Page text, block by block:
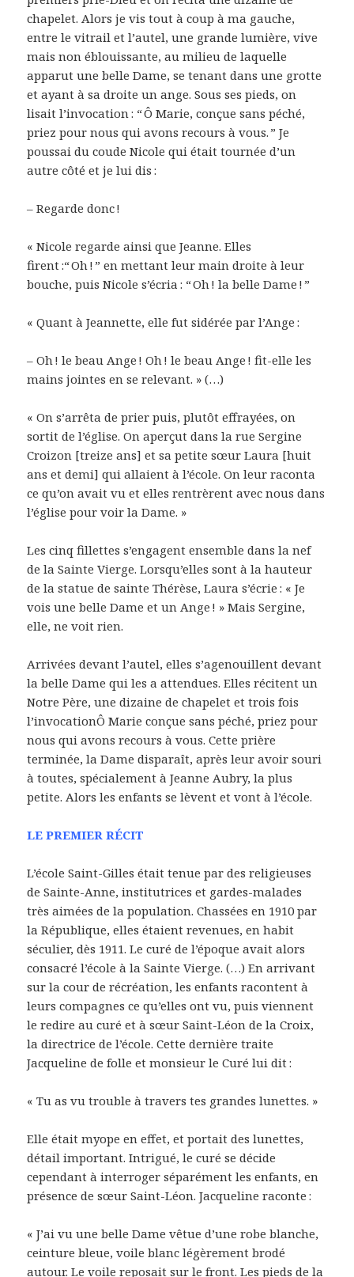
chapelet. Alors je vis tout à coup à ma gauche,
entre le vitrail et l’autel, une grande lumière, vive
mais non éblouissante, au milieu de laquelle
apparut une belle Dame, se tenant dans une grotte
et ayant à sa droite un ange. Sous ses pieds, on
lisait l’invocation : “ Ô Marie, conçue sans péché,
priez pour nous qui avons recours à vous. ” Je
poussai du coude Nicole qui était tournée d’un
autre côté et je lui dis :
– Regarde donc !
« Nicole regarde ainsi que Jeanne. Elles
firent :“ Oh ! ” en mettant leur main droite à leur
bouche, puis Nicole s’écria : “ Oh ! la belle Dame ! ”
« Quant à Jeannette, elle fut sidérée par l’Ange :
– Oh ! le beau Ange ! Oh ! le beau Ange ! fit-elle les
mains jointes en se relevant. » (…)
« On s’arrêta de prier puis, plutôt effrayées, on
sortit de l’église. On aperçut dans la rue Sergine
Croizon [treize ans] et sa petite sœur Laura [huit
ans et demi] qui allaient à l’école. On leur raconta
ce qu’on avait vu et elles rentrèrent avec nous dans
l’église pour voir la Dame. »
Les cinq fillettes s’engagent ensemble dans la nef
de la Sainte Vierge. Lorsqu’elles sont à la hauteur
de la statue de sainte Thérèse, Laura s’écrie : « Je
vois une belle Dame et un Ange ! » Mais Sergine,
elle, ne voit rien.
Arrivées devant l’autel, elles s’agenouillent devant
la belle Dame qui les a attendues. Elles récitent un
Notre Père, une dizaine de chapelet et trois fois
l’invocationÔ Marie conçue sans péché, priez pour
nous qui avons recours à vous. Cette prière
terminée, la Dame disparaît, après leur avoir souri
à toutes, spécialement à Jeanne Aubry, la plus
petite. Alors les enfants se lèvent et vont à l’école.
LE PREMIER RÉCIT
L’école Saint-Gilles était tenue par des religieuses
de Sainte-Anne, institutrices et gardes-malades
très aimées de la population. Chassées en 1910 par
la République, elles étaient revenues, en habit
séculier, dès 1911. Le curé de l’époque avait alors
consacré l’école à la Sainte Vierge. (…) En arrivant
sur la cour de récréation, les enfants racontent à
leurs compagnes ce qu’elles ont vu, puis viennent
le redire au curé et à sœur Saint-Léon de la Croix,
la directrice de l’école. Cette dernière traite
Jacqueline de folle et monsieur le Curé lui dit :
« Tu as vu trouble à travers tes grandes lunettes. »
Elle était myope en effet, et portait des lunettes,
détail important. Intrigué, le curé se décide
cependant à interroger séparément les enfants, en
présence de sœur Saint-Léon. Jacqueline raconte :
« J’ai vu une belle Dame vêtue d’une robe blanche,
ceinture bleue, voile blanc légèrement brodé
autour. Le voile reposait sur le front. Les pieds de la